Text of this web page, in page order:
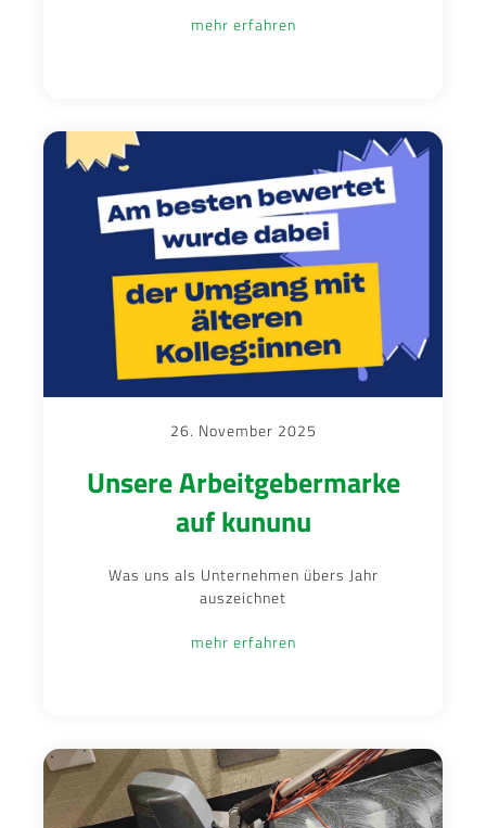
mehr erfahren
26. November 2025
Unsere Arbeitgebermarke
auf kununu
Was uns als Unternehmen übers Jahr
auszeichnet
mehr erfahren